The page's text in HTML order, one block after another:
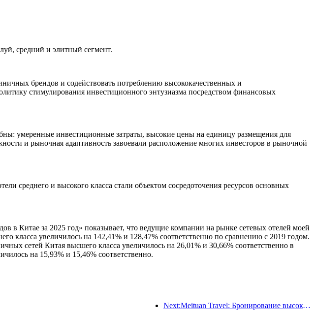
средний и элитный сегмент.
брендов и содействовать потреблению высококачественных и
стимулирования инвестиционного энтузиазма посредством финансовых
умеренные инвестиционные затраты, высокие цены на единицу размещения для
и рыночная адаптивность завоевали расположение многих инвесторов в рыночной
среднего и высокого класса стали объектом сосредоточения ресурсов основных
в Китае за 2025 год» показывает, что ведущие компании на рынке сетевых отелей моей
класса увеличилось на 142,41% и 128,47% соответственно по сравнению с 2019 годом.
сетей Китая высшего класса увеличилось на 26,01% и 30,66% соответственно в
на 15,93% и 15,46% соответственно.
Next:Meituan Travel: Бронирование высокозвездочных отелей в уездах во время Праздника драконьих лодок очень популярно, причем основными клиентами становятся семьи с детьми